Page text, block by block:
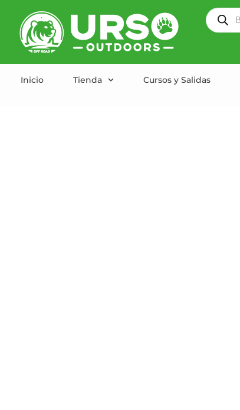
Inicio Tienda Cursos y Salidas